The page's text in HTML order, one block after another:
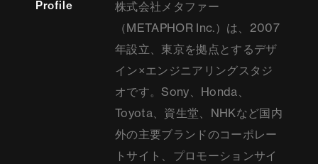
Profile
株式会社メタファー
（METAPHOR Inc.）は、2007
年設立、東京を拠点とするデザ
イン×エンジニアリングスタジ
オです。Sony、Honda、
Toyota、資生堂、NHKなど国内
外の主要ブランドのコーポレー
トサイト、プロモーションサイ